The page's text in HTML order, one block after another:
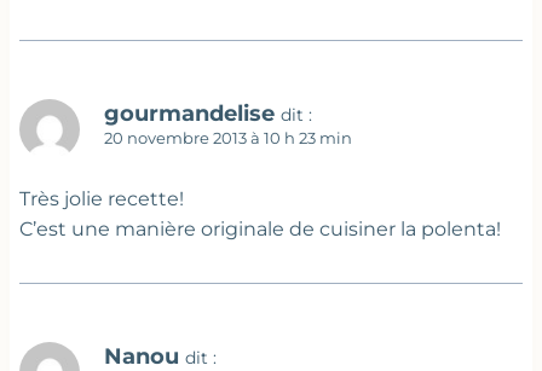
gourmandelise dit :
20 novembre 2013 à 10 h 23 min
Très jolie recette!
C’est une manière originale de cuisiner la polenta!
Nanou dit :